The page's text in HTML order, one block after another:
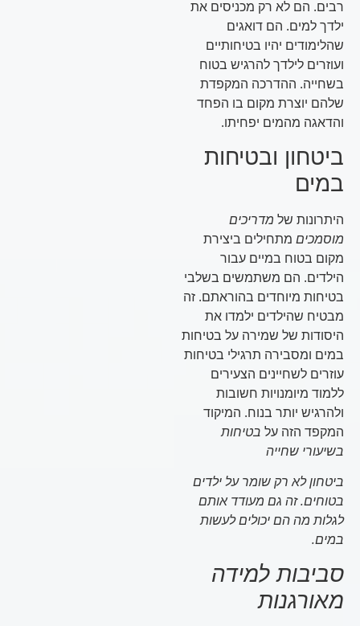
רבים. הם לא רק מכניסים את
ילדך למים. הם דואגים
שהלימודים יהיו בטיחותיים
ועוזרים לילדך להרגיש בטוח
בשחייה. ההדרכה המקפדת
שלהם יוצרת מקום בו הפחד
והדאגה מהמים יפחיתו.
ביטחון ובטיחות
במים
היתרונות שלמדריכים
מוסמכיםמתחילים ביצירת
מקום בטוח במיים עבור
הילדים. הם משתמשים בשלבי
בטיחות מיוחדים בהוראתם. זה
מבטיח שהילדים ילמדו את
היסודות של שמירה על בטיחות
במים ומסבירה תרגילי בטיחות
עוזרים לשחיינים הצעירים
ללמוד מיומנויות חשובות
ולהרגיש יותר בנוח. המיקוד
המקפד הזה עלבטיחות
בשיעורי שחייה
ביטחוןלא רק שומר על ילדים
בטוחים. זה גם מעודד אותם
לגלות מה הם יכולים לעשות
במים.
סביבות למידה
מאורגנות